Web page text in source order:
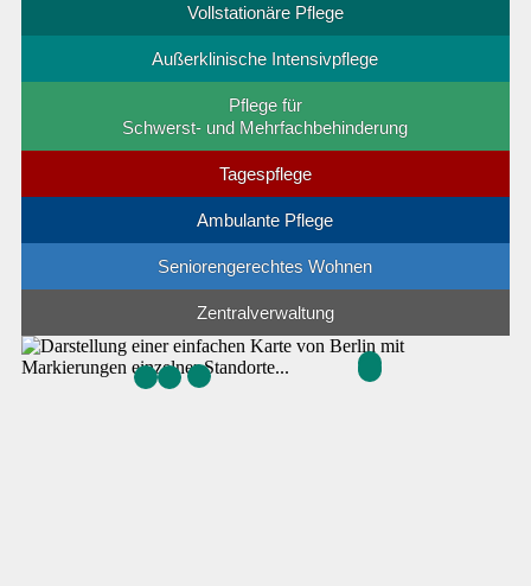
Vollstationäre Pflege
Außerklinische Intensivpflege
Pflege für
Schwerst- und Mehrfachbehinderung
Tagespflege
Ambulante Pflege
Seniorengerechtes Wohnen
Zentralverwaltung